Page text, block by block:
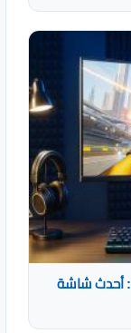
أفضل شاشات الكمبيوتر للألعاب لعام 2026 : أحدث شاشة